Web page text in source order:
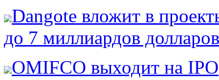
Dangote вложит в
до 7 миллиардов долларов
OMIFCO выходит на IPO